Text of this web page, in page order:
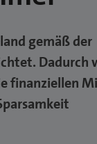
gemäß der
Dadurch
finanziellen